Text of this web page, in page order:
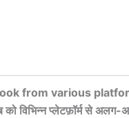
from various
प्लेटफ़ॉर्म से अलग-